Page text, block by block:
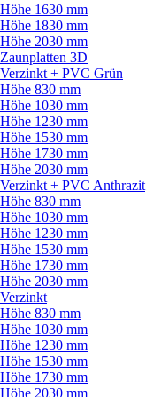
Höhe 1630 mm
Höhe 1830 mm
Höhe 2030 mm
Zaunplatten 3D
Verzinkt + PVC Grün
Höhe 830 mm
Höhe 1030 mm
Höhe 1230 mm
Höhe 1530 mm
Höhe 1730 mm
Höhe 2030 mm
Verzinkt + PVC Anthrazit
Höhe 830 mm
Höhe 1030 mm
Höhe 1230 mm
Höhe 1530 mm
Höhe 1730 mm
Höhe 2030 mm
Verzinkt
Höhe 830 mm
Höhe 1030 mm
Höhe 1230 mm
Höhe 1530 mm
Höhe 1730 mm
Höhe 2030 mm